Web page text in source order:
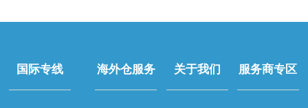
国际专线 海外仓服务 关于我们 服务商专区